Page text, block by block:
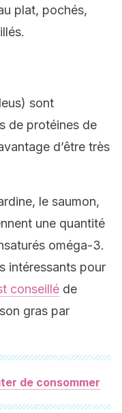
plat, pochés,
sont
de protéines de
d’être très
le saumon,
une quantité
oméga-3.
intéressants pour
conseillé de
gras par
de consommer